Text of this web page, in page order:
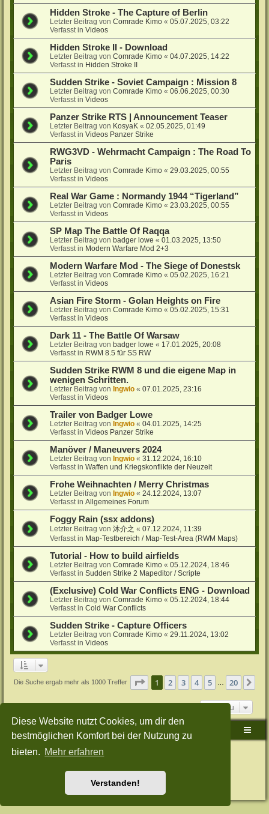
Diese Website nutzt Cookies, um dir den
bestmöglichen Komfort bei der Nutzung zu
bieten. Mehr erfahren
Verstanden!
Hidden Stroke - The Capture of Berlin
Letzter Beitrag vonComrade Kimo «05.07.2025, 03:22
Verfasst inVideos
Hidden Stroke II - Download
Letzter Beitrag vonComrade Kimo «04.07.2025, 14:22
Verfasst in Hidden Stroke II
Sudden Strike - Soviet Campaign : Mission 8
Letzter Beitrag vonComrade Kimo «06.06.2025, 00:30
Verfasst inVideos
Panzer Strike RTS | Announcement Teaser
Letzter Beitrag von KosyaK «02.05.2025, 01:49
Verfasst inVideos Panzer Strike
RWG3VD - Wehrmacht Campaign : The Road To
Paris
Letzter Beitrag vonComrade Kimo «29.03.2025, 00:55
Verfasst inVideos
Real War Game : Normandy 1944 “Tigerland”
Letzter Beitrag vonComrade Kimo «23.03.2025, 00:55
Verfasst inVideos
SP Map The Battle Of Raqqa
Letzter Beitrag vonbadger lowe «01.03.2025, 13:50
Verfasst in Modern Warfare Mod 2+3
Modern Warfare Mod - The Siege of Donestsk
Letzter Beitrag vonComrade Kimo «05.02.2025, 16:21
Verfasst inVideos
Asian Fire Storm - Golan Heights on Fire
Letzter Beitrag vonComrade Kimo «05.02.2025, 15:31
Verfasst inVideos
Dark 11 - The Battle Of Warsaw
Letzter Beitrag vonbadger lowe « 17.01.2025, 20:08
Verfasst in RWM 8.5 für SS RW
Sudden Strike RWM 8 und die eigene Map in
wenigen Schritten.
Letzter Beitrag vonIngwio «07.01.2025, 23:16
Verfasst inVideos
Trailer von Badger Lowe
Letzter Beitrag vonIngwio «04.01.2025, 14:25
Verfasst inVideos Panzer Strike
Manöver / Maneuvers 2024
Letzter Beitrag vonIngwio «31.12.2024, 16:10
Verfasst inWaffen und Kriegskonflikte der Neuzeit
Frohe Weihnachten / Merry Christmas
Letzter Beitrag vonIngwio «24.12.2024, 13:07
Verfasst inAllgemeines Forum
Foggy Rain (ssx addons)
Letzter Beitrag von沐介之 «07.12.2024, 11:39
Verfasst in Map-Testbereich / Map-Test-Area (RWM Maps)
Tutorial - How to build airfields
Letzter Beitrag vonComrade Kimo «05.12.2024, 18:46
Verfasst inSudden Strike 2 Mapeditor / Scripte
(Exclusive) Cold War Conflicts ENG - Download
Letzter Beitrag vonComrade Kimo «05.12.2024, 18:44
Verfasst inCold War Conflicts
Sudden Strike - Capture Officers
Letzter Beitrag vonComrade Kimo «29.11.2024, 13:02
Verfasst inVideos
Die Suche ergab mehr als 1000 Treffer Seite 1von 20
1 2 3 4 5 20
Gehe zu
Sudden-Strike-Maps.de Hauptseite Foren-Übersicht
Powered byphpBB® Forum Software © phpBB Limited
Style: Green-Style-Split by Joyce&LunaphpBB-Style-Design
Nutzungsbedingungen